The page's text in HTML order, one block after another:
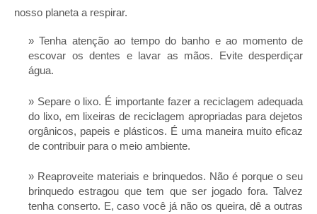
nosso planeta a respirar.
Tenha atenção ao tempo do banho e ao momento de
escovar os dentes e lavar as mãos. Evite desperdiçar
água.
Separe o lixo. É importante fazer a reciclagem adequada
do lixo, em lixeiras de reciclagem apropriadas para dejetos
orgânicos, papeis e plásticos. É uma maneira muito eficaz
de contribuir para o meio ambiente.
Reaproveite materiais e brinquedos. Não é porque o seu
brinquedo estragou que tem que ser jogado fora. Talvez
tenha conserto. E, caso você já não os queira, dê a outras